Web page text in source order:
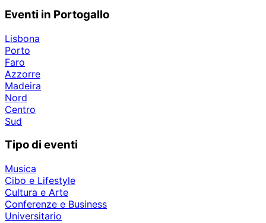
Eventi in Portogallo
Lisbona
Porto
Faro
Azzorre
Madeira
Nord
Centro
Sud
Tipo di eventi
Musica
Cibo e Lifestyle
Cultura e Arte
Conferenze e Business
Universitario